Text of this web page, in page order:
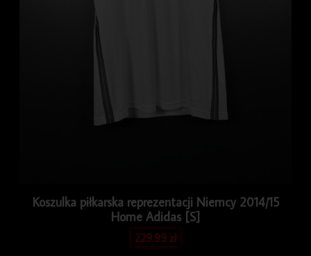
Koszulka piłkarska reprezentacji Niemcy 2014/15
Home Adidas [S]
229.99zł